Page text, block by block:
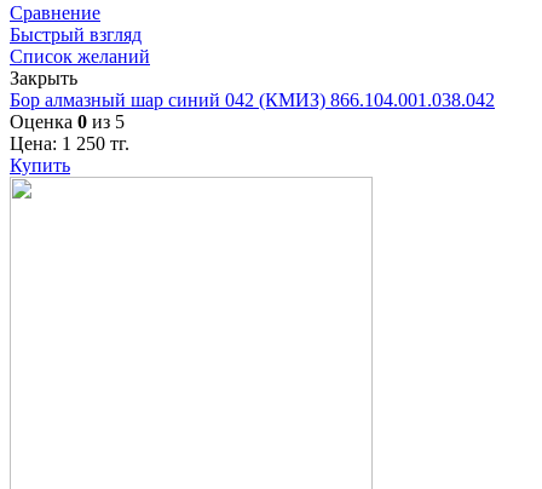
Сравнение
Быстрый взгляд
Список желаний
Закрыть
Бор алмазный шар синий 042 (КМИЗ) 866.104.001.038.042
Оценка 0 из 5
Цена: 1 250 тг.
Купить